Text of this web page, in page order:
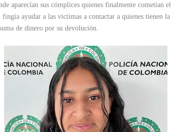
aparecían sus cómplices quienes finalmente cometían
fingía ayudar a las victimas a contactar a quienes tienen
de dinero por su devolución.